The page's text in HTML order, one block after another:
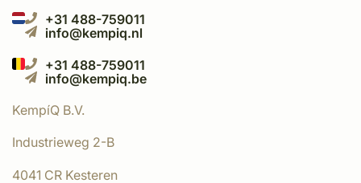
+31 488-759011
info@kempiq.nl
+31 488-759011
info@kempiq.be
KempíQ B.V.
Industrieweg 2-B
4041 CR Kesteren